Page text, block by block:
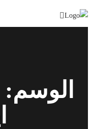
Skip
الوسم: